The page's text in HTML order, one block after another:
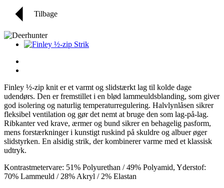
Tilbage
Finley ½-zip knit er et varmt og slidstærkt lag til kolde dage
udendørs. Den er fremstillet i en blød lammeuldsblanding, som giver
god isolering og naturlig temperaturregulering. Halvlynlåsen sikrer
fleksibel ventilation og gør det nemt at bruge den som lag-på-lag.
Ribkanter ved krave, ærmer og bund sikrer en behagelig pasform,
mens forstærkninger i kunstigt ruskind på skuldre og albuer øger
slidstyrken. En alsidig strik, der kombinerer varme med et klassisk
udtryk.
Kontrastmetervare: 51% Polyurethan / 49% Polyamid, Yderstof:
70% Lammeuld / 28% Akryl / 2% Elastan